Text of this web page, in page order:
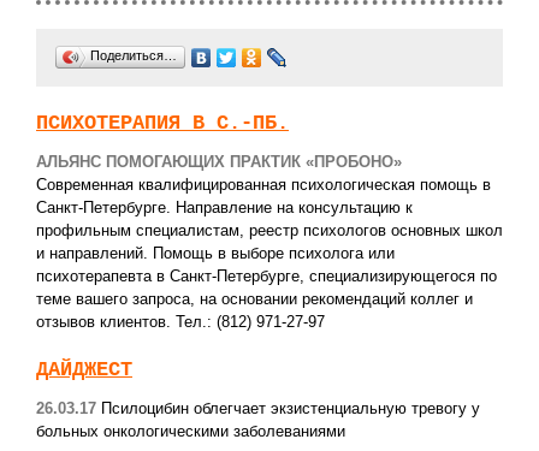
Поделиться…
ПСИХОТЕРАПИЯ В С.-ПБ.
АЛЬЯНС ПОМОГАЮЩИХ ПРАКТИК «ПРОБОНО»
Современная квалифицированная психологическая помощь в
Санкт-Петербурге. Направление на консультацию к
профильным специалистам, реестр психологов основных школ
и направлений. Помощь в выборе психолога или
психотерапевта в Санкт-Петербурге, специализирующегося по
теме вашего запроса, на основании рекомендаций коллег и
отзывов клиентов. Тел.: (812) 971-27-97
ДАЙДЖЕСТ
26.03.17 Псилоцибин облегчает экзистенциальную тревогу у
больных онкологическими заболеваниями